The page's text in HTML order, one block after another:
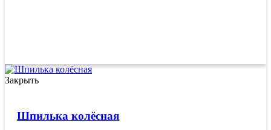
Закрыть
Шпилька колёсная